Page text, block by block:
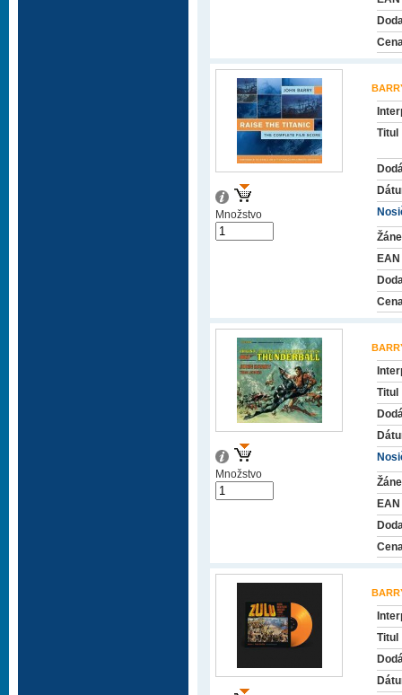
Titul
EAN
Množstvo
Titul
EAN
Množstvo
Titul